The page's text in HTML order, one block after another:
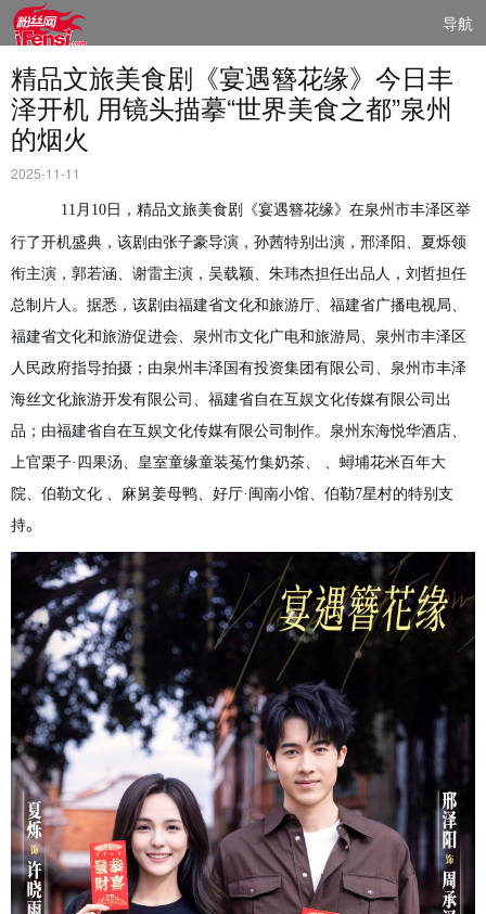
导航
精品文旅美食剧《宴遇簪花缘》今日丰
泽开机 用镜头描摹“世界美食之都”泉州
的烟火
2025-11-11
11 月 10 日，精品文旅美食剧《宴遇簪花缘》在泉州市丰泽区举
行了开机盛典，该剧由张子豪导演，孙茜特别出演，邢泽阳、夏烁领
衔主演，郭若涵、谢雷主演，吴载颖、朱玮杰担任出品人，刘哲担任
总制片人。据悉，该剧由福建省文化和旅游厅、福建省广播电视局、
福建省文化和旅游促进会、泉州市文化广电和旅游局、泉州市丰泽区
人民政府指导拍摄；由泉州丰泽国有投资集团有限公司、泉州市丰泽
海丝文化旅游开发有限公司、福建省自在互娱文化传媒有限公司出
品；由福建省自在互娱文化传媒有限公司制作。泉州东海悦华酒店、
上官栗子· 四果汤、皇室童缘童装 、菟竹集奶茶 、 蟳埔花米百年大
院、伯勒文化 、麻舅姜母鸭、好厅·闽南小馆、伯勒7星村的特别支
持。